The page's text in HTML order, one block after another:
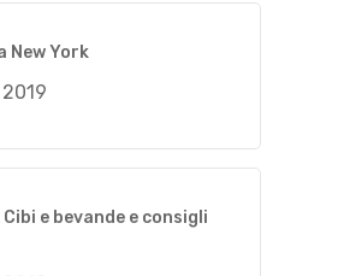
New York
Cibi e bevande e consigli